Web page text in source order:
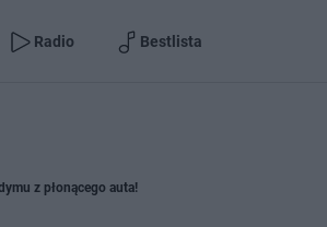
Radio Bestlista
z płonącego auta!